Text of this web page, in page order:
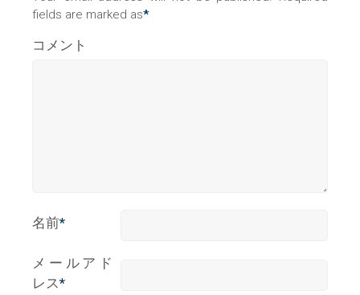
fields are marked as*
コメント
名前*
メールアド
レス*